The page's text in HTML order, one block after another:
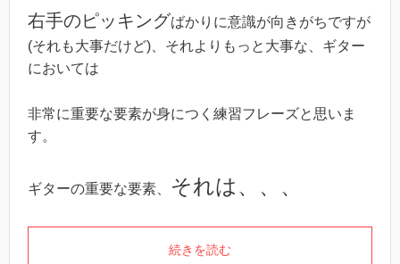
右手のピッキングばかりに意識が向きがちですが
(それも大事だけど)、それよりもっと大事な、ギター
においては
非常に重要な要素が身につく練習フレーズと思いま
す。
ギターの重要な要素、 それは、、、
続きを読む